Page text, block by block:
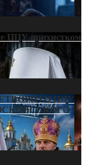
ПЦУ прихистком
ПЦУ